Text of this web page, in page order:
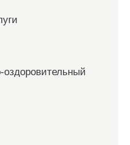
оздоровительный